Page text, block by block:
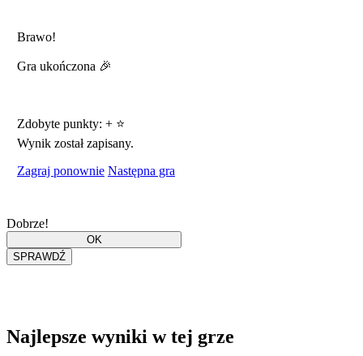
Brawo!
Gra ukończona 🎉
Zdobyte punkty: +⭐
Wynik został zapisany.
Zagraj ponownie Następna gra
Dobrze!
Najlepsze wyniki w tej grze